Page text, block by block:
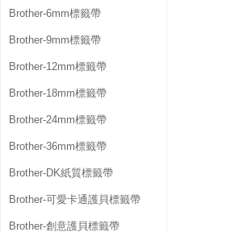
Brother-6mm標籤帶
Brother-9mm標籤帶
Brother-12mm標籤帶
Brother-18mm標籤帶
Brother-24mm標籤帶
Brother-36mm標籤帶
Brother-DK紙質標籤帶
Brother-可愛卡通護貝標籤帶
Brother-創意護貝標籤帶